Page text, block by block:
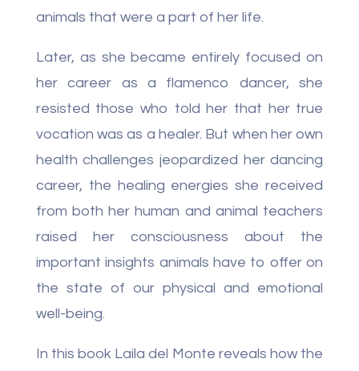
animals that were a part of her life.
Later, as she became entirely focused on
her career as a flamenco dancer, she
resisted those who told her that her true
vocation was as a healer. But when her own
health challenges jeopardized her dancing
career, the healing energies she received
from both her human and animal teachers
raised her consciousness about the
important insights animals have to offer on
the state of our physical and emotional
well-being.
In this book Laila del Monte reveals how the